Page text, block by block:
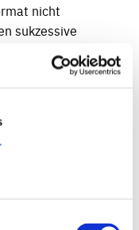
nicht
sukzessive
Organisationen,
Videos: